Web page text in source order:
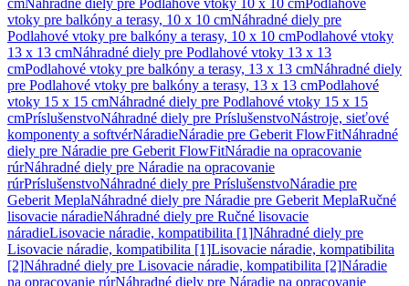
cmNáhradné diely pre Podlahové vtoky 10 x 10 cmPodlahové
vtoky pre balkóny a terasy, 10 x 10 cmNáhradné diely pre
Podlahové vtoky pre balkóny a terasy, 10 x 10 cmPodlahové vtoky
13 x 13 cmNáhradné diely pre Podlahové vtoky 13 x 13
cmPodlahové vtoky pre balkóny a terasy, 13 x 13 cmNáhradné diely
pre Podlahové vtoky pre balkóny a terasy, 13 x 13 cmPodlahové
vtoky 15 x 15 cmNáhradné diely pre Podlahové vtoky 15 x 15
cmPríslušenstvoNáhradné diely pre PríslušenstvoNástroje, sieťové
komponenty a softvérNáradieNáradie pre Geberit FlowFitNáhradné
diely pre Náradie pre Geberit FlowFitNáradie na opracovanie
rúrNáhradné diely pre Náradie na opracovanie
rúrPríslušenstvoNáhradné diely pre PríslušenstvoNáradie pre
Geberit MeplaNáhradné diely pre Náradie pre Geberit MeplaRučné
lisovacie náradieNáhradné diely pre Ručné lisovacie
náradieLisovacie náradie, kompatibilita [1]Náhradné diely pre
Lisovacie náradie, kompatibilita [1]Lisovacie náradie, kompatibilita
[2]Náhradné diely pre Lisovacie náradie, kompatibilita [2]Náradie
na opracovanie rúrNáhradné diely pre Náradie na opracovanie